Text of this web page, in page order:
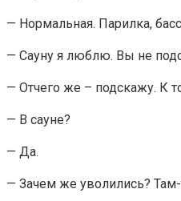
— Нормальная. Парилка,
— Сауну я люблю. Вы не
— Отчего же – подскажу. К
— В сауне?
— Да.
— Зачем же уволились?